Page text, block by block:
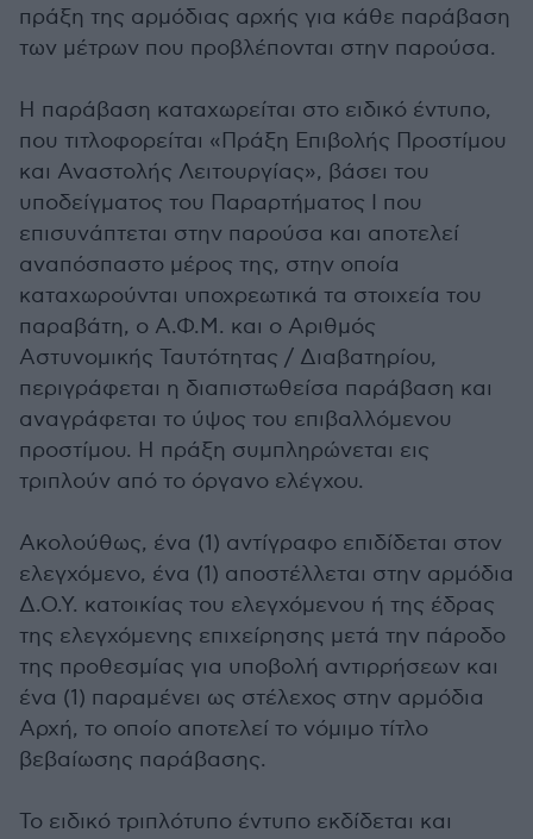
πράξη της αρμόδιας αρχής για κάθε παράβαση
των μέτρων που προβλέπονται στην παρούσα.
Η παράβαση καταχωρείται στο ειδικό έντυπο,
που τιτλοφορείται «Πράξη Επιβολής Προστίμου
και Αναστολής Λειτουργίας», βάσει του
υποδείγματος του Παραρτήματος Ι που
επισυνάπτεται στην παρούσα και αποτελεί
αναπόσπαστο μέρος της, στην οποία
καταχωρούνται υποχρεωτικά τα στοιχεία του
παραβάτη, ο Α.Φ.Μ. και ο Αριθμός
Αστυνομικής Ταυτότητας / Διαβατηρίου,
περιγράφεται η διαπιστωθείσα παράβαση και
αναγράφεται το ύψος του επιβαλλόμενου
προστίμου. Η πράξη συμπληρώνεται εις
τριπλούν από το όργανο ελέγχου.
Ακολούθως, ένα (1) αντίγραφο επιδίδεται στον
ελεγχόμενο, ένα (1) αποστέλλεται στην αρμόδια
Δ.Ο.Υ. κατοικίας του ελεγχόμενου ή της έδρας
της ελεγχόμενης επιχείρησης μετά την πάροδο
της προθεσμίας για υποβολή αντιρρήσεων και
ένα (1) παραμένει ως στέλεχος στην αρμόδια
Αρχή, το οποίο αποτελεί το νόμιμο τίτλο
βεβαίωσης παράβασης.
Το ειδικό τριπλότυπο έντυπο εκδίδεται και